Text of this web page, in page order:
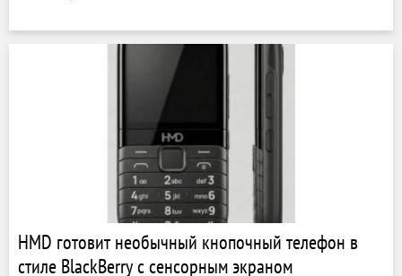
HMD готовит необычный кнопочный телефон в
стиле BlackBerry с сенсорным экраном